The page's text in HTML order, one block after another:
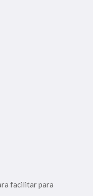
facilitar para